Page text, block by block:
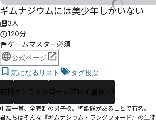
ギムナジウムには美少年しかいない
3人
120分
ゲームマスター必須
公式ページ
気になるリスト
タグ投票
無料 オンライン ロールプレイ重視・1
中高一貫、全寮制の男子校。聖歌隊があることで有名。